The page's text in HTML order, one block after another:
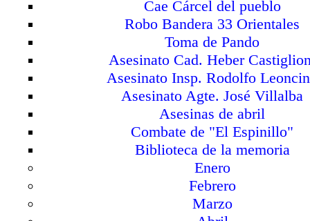
Cae Cárcel del pueblo
Robo Bandera 33 Orientales
Toma de Pando
Asesinato Cad. Heber
Asesinato Insp. Rodolfo
Asesinato Agte. José Villalba
Asesinas de abril
Combate de "El Espinillo"
Biblioteca de la memoria
Enero
Febrero
Marzo